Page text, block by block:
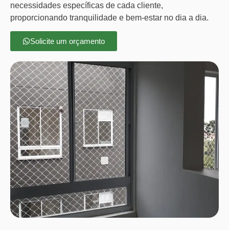
necessidades específicas de cada cliente,
proporcionando tranquilidade e bem-estar no dia a dia.
Solicite um orçamento